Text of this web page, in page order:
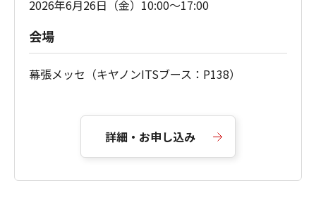
2026年6月26日（金）10:00～17:00
会場
幕張メッセ（キヤノンITSブース：P138）
詳細・お申し込み